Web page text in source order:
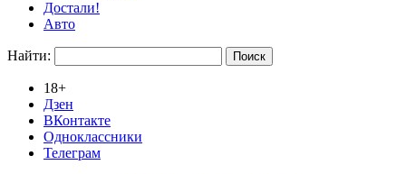
Достали!
Авто
Найти:
18+
Дзен
ВКонтакте
Одноклассники
Телеграм